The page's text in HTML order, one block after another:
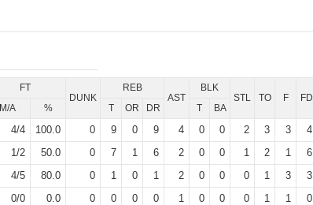
FT
DUNK
REB
AST
BLK
STL
TO F FD
M/A % T OR DR T BA
4/4 100.0 0 9 0 9 4 0 0 2 3 3 4
1/2 50.0 0 7 1 6 2 0 0 1 2 1 6
4/5 80.0 0 1 0 1 2 0 0 0 1 3 3
0/0 0.0 0 0 0 0 1 0 0 0 1 1 0